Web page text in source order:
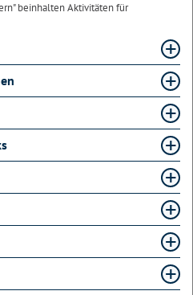
beinhalten Aktivitäten für